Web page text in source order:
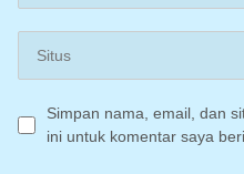
Simpan nama, email, dan
ini untuk komentar saya